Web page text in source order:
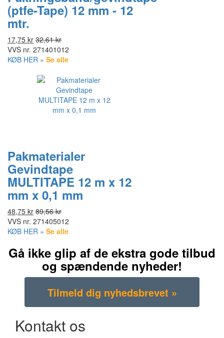
(ptfe-Tape) 12 mm - 12
mtr.
17,75 kr 32,61 kr
VVS nr. 271401012
KØB HER » Se alle
Pakmaterialer
Gevindtape
MULTITAPE 12 m x 12
mm x 0,1 mm
48,75 kr 89,56 kr
VVS nr. 271405012
KØB HER » Se alle
Gå ikke glip af de ekstra gode tilbud
og spændende nyheder!
Kontakt os